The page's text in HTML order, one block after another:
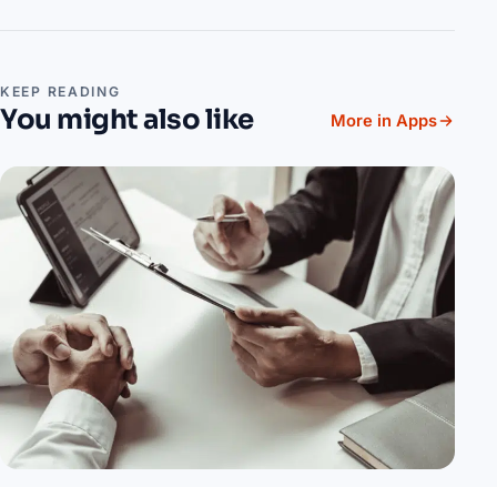
KEEP READING
You might also like More in Apps